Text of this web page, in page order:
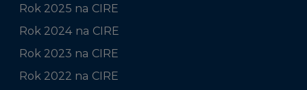
Rok 2025 na CIRE
Rok 2024 na CIRE
Rok 2023 na CIRE
Rok 2022 na CIRE